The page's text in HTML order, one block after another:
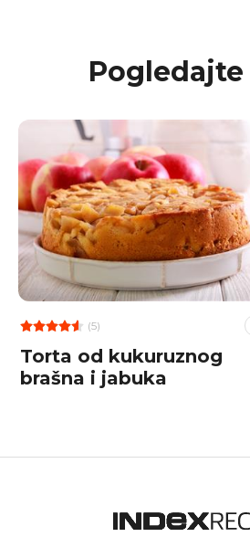
(5)
Torta od kukuruznog
brašna i jabuka